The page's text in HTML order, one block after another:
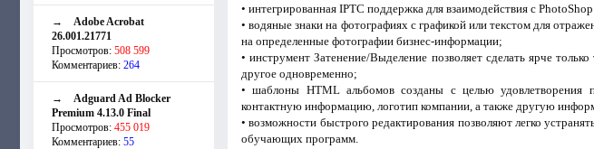
→ Adobe Acrobat
26.001.21771
Просмотров: 508 599
Комментариев: 264
→ Adguard Ad Blocker
Premium 4.13.0 Final
Просмотров: 455 019
Комментариев: 55
• интегрированная IPTC поддержка для взаимодействия с
• водяные знаки на фотографиях с графикой или текстом для
на определенные фотографии бизнес-информации;
• инструмент Затенение/Выделение позволяет сделать ярче
другое одновременно;
• шаблоны HTML альбомов созданы с целью удовлетворения
контактную информацию, логотип компании, а также другую
• возможности быстрого редактирования позволяют легко
обучающих программ.